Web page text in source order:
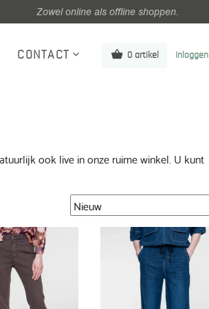
Zowel online als offline shoppen.
CONTACT 0 artikel Inloggen
ook live in onze ruime winkel. U kunt